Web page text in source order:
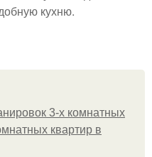
кухню.
3-х комнатных
квартир в